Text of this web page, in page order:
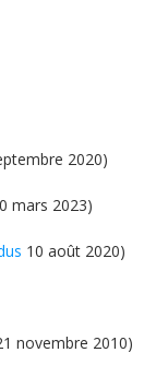
2020)
mars 2023)
10 août 2020)
novembre 2010)